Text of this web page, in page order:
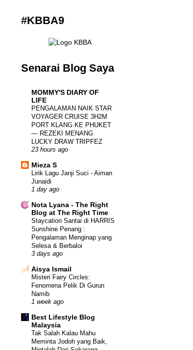
#KBBA9
Senarai Blog Saya
MOMMY'S DIARY OF
LIFE
PENGALAMAN NAIK STAR
VOYAGER CRUISE 3H2M
PORT KLANG KE PHUKET
— REZEKI MENANG
LUCKY DRAW TRIPFEZ
23 hours ago
Mieza S
Lirik Lagu Janji Suci - Aiman
Junaidi
1 day ago
Nota Lyana - The Right
Blog at The Right Time
Staycation Santai di HARRIS
Sunshine Penang :
Pengalaman Menginap yang
Selesa & Berbaloi
3 days ago
Aisya Ismail
Misteri Fairy Circles:
Fenomena Pelik Di Gurun
Namib
1 week ago
Best Lifestyle Blog
Malaysia
Tak Salah Kalau Mahu
Meminta Jodoh yang Baik,